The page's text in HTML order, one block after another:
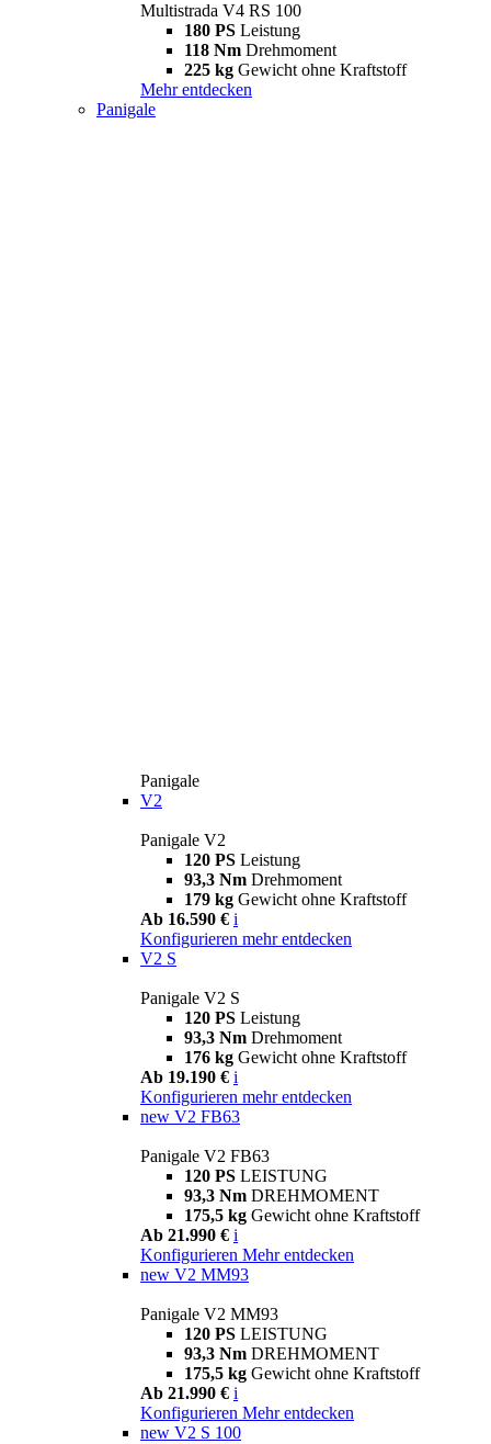
Multistrada V4 RS 100
180 PS Leistung
118 Nm Drehmoment
225 kg Gewicht ohne Kraftstoff
Mehr entdecken
Panigale
Panigale
V2
Panigale V2
120 PS Leistung
93,3 Nm Drehmoment
179 kg Gewicht ohne Kraftstoff
Ab 16.590 € i
Konfigurieren mehr entdecken
V2 S
Panigale V2 S
120 PS Leistung
93,3 Nm Drehmoment
176 kg Gewicht ohne Kraftstoff
Ab 19.190 € i
Konfigurieren mehr entdecken
new V2 FB63
Panigale V2 FB63
120 PS LEISTUNG
93,3 Nm DREHMOMENT
175,5 kg Gewicht ohne Kraftstoff
Ab 21.990 € i
Konfigurieren Mehr entdecken
new V2 MM93
Panigale V2 MM93
120 PS LEISTUNG
93,3 Nm DREHMOMENT
175,5 kg Gewicht ohne Kraftstoff
Ab 21.990 € i
Konfigurieren Mehr entdecken
new V2 S 100